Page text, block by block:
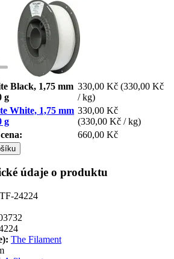
Black, 1,75 mm
g
330,00 Kč (330,00 Kč
/ kg)
White, 1,75 mm
g
330,00 Kč
(330,00 Kč / kg)
660,00 Kč
údaje o produktu
24224
The Filament